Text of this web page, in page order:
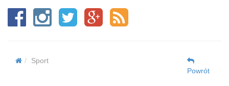
Sport
Powrót